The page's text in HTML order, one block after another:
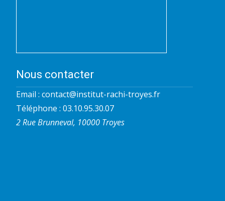
Nous contacter
Email : contact@institut-rachi-troyes.fr
Téléphone : 03.10.95.30.07
2 Rue Brunneval, 10000 Troyes